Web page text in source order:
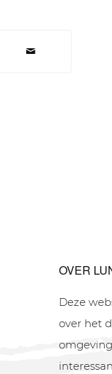
OVER
Deze
over het